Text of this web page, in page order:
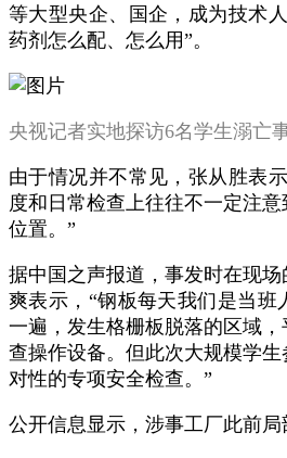
等大型央企、国企，成为技术
药剂怎么配、怎么用”。
央视记者实地探访6名学生溺亡
由于情况并不常见，张从胜表
度和日常检查上往往不一定注意
位置。”
据中国之声报道，事发时在现
爽表示，“钢板每天我们是当班
一遍，发生格栅板脱落的区域
查操作设备。但此次大规模学
对性的专项安全检查。”
公开信息显示，涉事工厂此前局